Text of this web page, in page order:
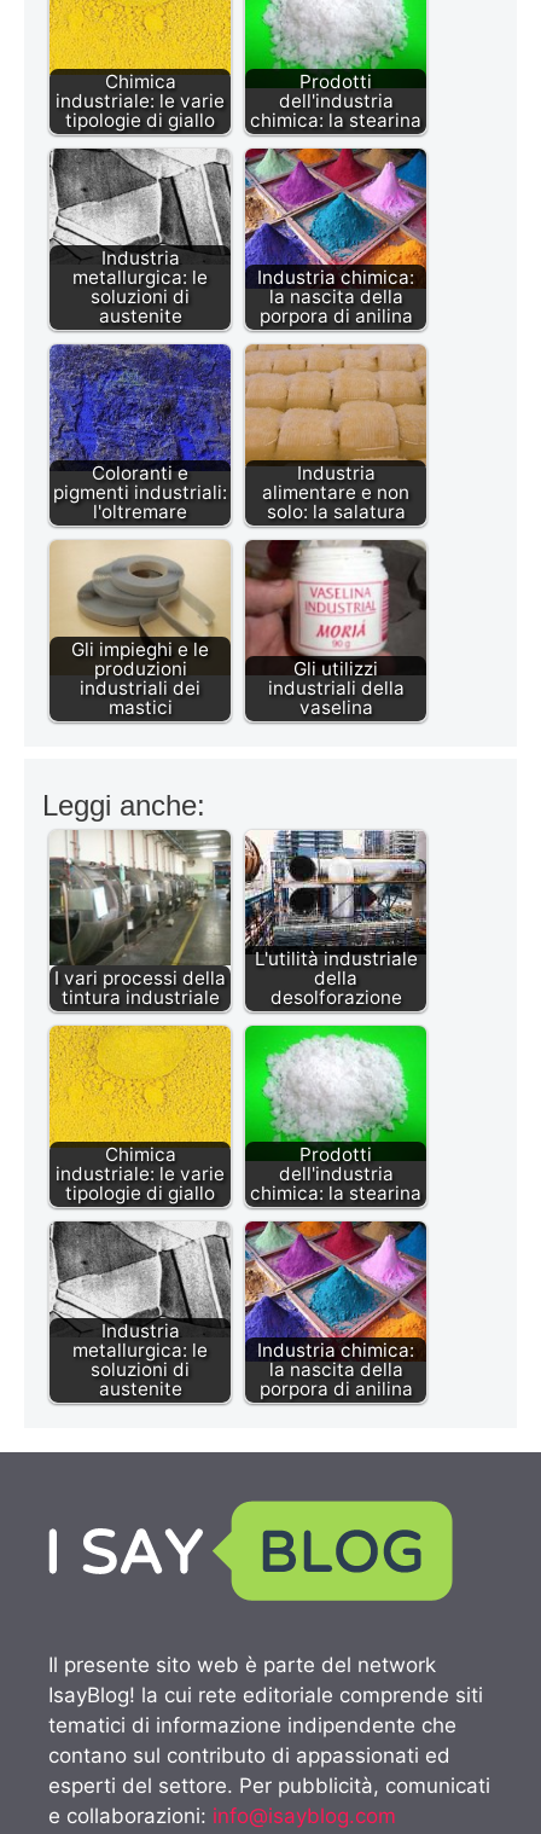
Chimica
industriale: le varie
tipologie di giallo
Prodotti
dell'industria
chimica: la stearina
Industria
metallurgica: le
soluzioni di
austenite
Industria chimica:
la nascita della
porpora di anilina
Coloranti e
pigmenti industriali:
l'oltremare
Industria
alimentare e non
solo: la salatura
Gli impieghi e le
produzioni
industriali dei
mastici
Gli utilizzi
industriali della
vaselina
Leggi anche:
I vari processi della
tintura industriale
L'utilità industriale
della
desolforazione
Chimica
industriale: le varie
tipologie di giallo
Prodotti
dell'industria
chimica: la stearina
Industria
metallurgica: le
soluzioni di
austenite
Industria chimica:
la nascita della
porpora di anilina
Il presente sito web è parte del network
IsayBlog! la cui rete editoriale comprende siti
tematici di informazione indipendente che
contano sul contributo di appassionati ed
esperti del settore. Per pubblicità, comunicati
e collaborazioni: info@isayblog.com